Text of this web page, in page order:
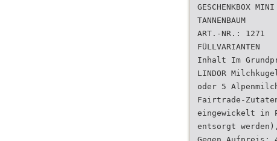
GESCHENKBOX MINI
TANNENBAUM
ART.-NR.: 1271
FÜLLVARIANTEN
Inhalt Im
LINDOR
oder 5
Fairtrade-
eingewickelt in
entsorgt